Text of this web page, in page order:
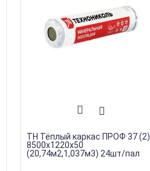
ТН Тёплый каркас ПРОФ 37 (2)
8500х1220х50
(20,74м2,1,037м3) 24шт/пал